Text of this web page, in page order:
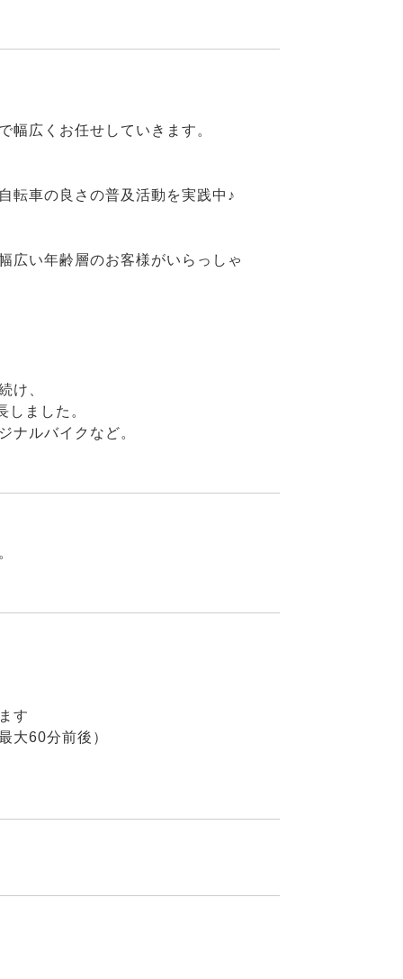
幅広くお任せしていきます。
転車の良さの普及活動を実践中♪
広い年齢層のお客様がいらっしゃ
け、
ました。
ナルバイクなど。
す
大60分前後）